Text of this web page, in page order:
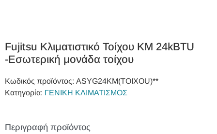
Fujitsu Κλιματιστικό Τοίχου KM 24kBTU
-Εσωτερική μονάδα τοίχου
Κωδικός προϊόντος: ASYG24KM(TOIXOU)**
Κατηγορία: ΓΕΝΙΚΗ ΚΛΙΜΑΤΙΣΜΟΣ
Περιγραφή προϊόντος